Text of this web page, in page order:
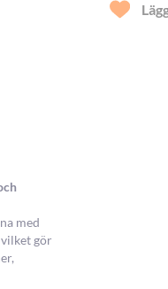
med
gör